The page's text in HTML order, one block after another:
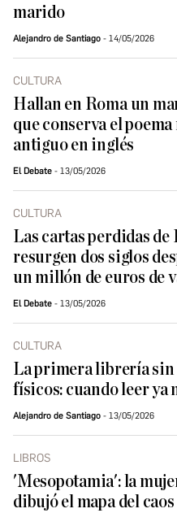
marido
Alejandro de Santiago 14/05/2026
CULTURA
Hallan en Roma un
que conserva el poema
antiguo en inglés
El Debate 13/05/2026
CULTURA
Las cartas perdidas de
resurgen dos siglos
un millón de euros de
El Debate 13/05/2026
CULTURA
La primera librería
físicos: cuando leer ya
Alejandro de Santiago 13/05/2026
LIBROS
'Mesopotamia': la
dibujó el mapa del caos